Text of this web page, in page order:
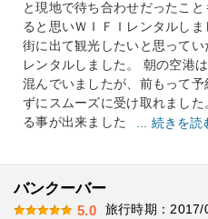
と現地で待ち合わせだったこ
ると思いＷＩＦＩレンタルし
街に出て観光したいと思って
レンタルしました。 朝の空港
混んでいましたが、前もって
ずにスムーズに受け取れまし
る事が出来ました
... 続きを読
バンクーバー
5.0 旅行時期：2017/